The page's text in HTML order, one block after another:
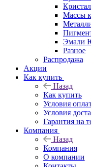
Массы
Эмали
Разное
Распродажа
Акции
Как купить
Назад
Как купить
Условия
Условия
Гарантия на
Компания
Назад
Компания
О компании